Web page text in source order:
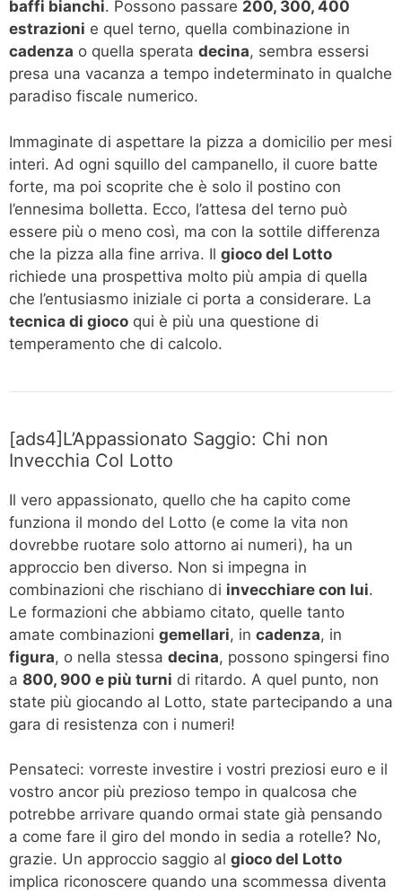
baffi bianchi. Possono passare 200, 300, 400
estrazioni e quel terno, quella combinazione in
cadenza o quella sperata decina, sembra essersi
presa una vacanza a tempo indeterminato in qualche
paradiso fiscale numerico.
Immaginate di aspettare la pizza a domicilio per mesi
interi. Ad ogni squillo del campanello, il cuore batte
forte, ma poi scoprite che è solo il postino con
l’ennesima bolletta. Ecco, l’attesa del terno può
essere più o meno così, ma con la sottile differenza
che la pizza alla fine arriva. Il gioco del Lotto
richiede una prospettiva molto più ampia di quella
che l’entusiasmo iniziale ci porta a considerare. La
tecnica di gioco qui è più una questione di
temperamento che di calcolo.
[ads4]L’Appassionato Saggio: Chi non
Invecchia Col Lotto
Il vero appassionato, quello che ha capito come
funziona il mondo del Lotto (e come la vita non
dovrebbe ruotare solo attorno ai numeri), ha un
approccio ben diverso. Non si impegna in
combinazioni che rischiano di invecchiare con lui.
Le formazioni che abbiamo citato, quelle tanto
amate combinazioni gemellari, in cadenza, in
figura, o nella stessa decina, possono spingersi fino
a 800, 900 e più turni di ritardo. A quel punto, non
state più giocando al Lotto, state partecipando a una
gara di resistenza con i numeri!
Pensateci: vorreste investire i vostri preziosi euro e il
vostro ancor più prezioso tempo in qualcosa che
potrebbe arrivare quando ormai state già pensando
a come fare il giro del mondo in sedia a rotelle? No,
grazie. Un approccio saggio al gioco del Lotto
implica riconoscere quando una scommessa diventa